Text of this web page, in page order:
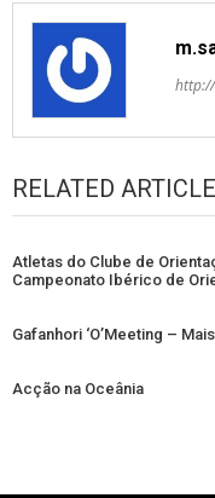
http://
RELATED
Atletas do Clube de
Campeonato Ibérico de
Gafanhori ‘O’Meeting –
Acção na Oceânia